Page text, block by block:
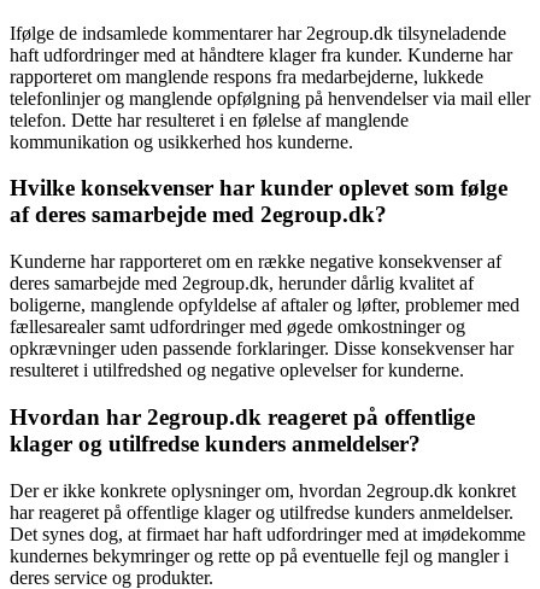
Ifølge de indsamlede kommentarer har 2egroup.dk tilsyneladende
haft udfordringer med at håndtere klager fra kunder. Kunderne har
rapporteret om manglende respons fra medarbejderne, lukkede
telefonlinjer og manglende opfølgning på henvendelser via mail eller
telefon. Dette har resulteret i en følelse af manglende
kommunikation og usikkerhed hos kunderne.
Hvilke konsekvenser har kunder oplevet som følge
af deres samarbejde med 2egroup.dk?
Kunderne har rapporteret om en række negative konsekvenser af
deres samarbejde med 2egroup.dk, herunder dårlig kvalitet af
boligerne, manglende opfyldelse af aftaler og løfter, problemer med
fællesarealer samt udfordringer med øgede omkostninger og
opkrævninger uden passende forklaringer. Disse konsekvenser har
resulteret i utilfredshed og negative oplevelser for kunderne.
Hvordan har 2egroup.dk reageret på offentlige
klager og utilfredse kunders anmeldelser?
Der er ikke konkrete oplysninger om, hvordan 2egroup.dk konkret
har reageret på offentlige klager og utilfredse kunders anmeldelser.
Det synes dog, at firmaet har haft udfordringer med at imødekomme
kundernes bekymringer og rette op på eventuelle fejl og mangler i
deres service og produkter.